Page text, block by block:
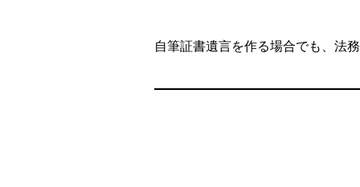
自筆証書遺言を作る場合でも、法